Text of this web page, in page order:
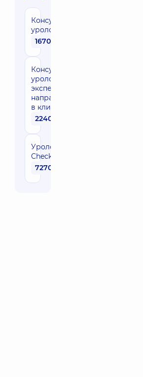
Консультация
уролога
1670 грн
Консультация
уролога
эксперта
направления
в клинике
2240 грн
Урологический
Check-up
7270 грн